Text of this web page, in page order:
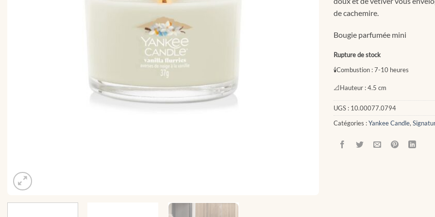
de cachemire.
Bougie parfumée mini
Rupture de stock
🕯Combustion :7-10 heures
📐Hauteur :4.5 cm
UGS : 10.00077.0794
Catégories :Yankee Candle,